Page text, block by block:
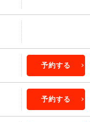
予約する
予約する